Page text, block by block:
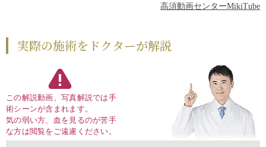
高須動画センターMikiTube
実際の施術をドクターが解説
この解説動画、写真解説では手
術シーンが含まれます。
気の弱い方、血を見るのが苦手
な方は閲覧をご遠慮ください。